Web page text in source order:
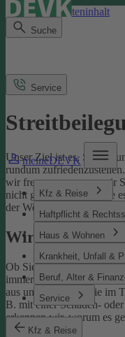
Direkt zum Seiteninhalt
Suche
meineDEVK
Kfz & Reise
Haftpflicht &
Haus & Wohnen
Krankheit, Unfall &
Beruf, Alter &
Service
Kfz & Reise
Service
Unser Ziel ist es, Sie mit
rundum
wir freuen uns, wenn wir
nicht gelingen, sagen Sie
der Welt geschafft werden.
Wir sind für Sie
Ob Sie uns loben oder
immer über unser
aus und benennen Sie im
B. mit einer Schaden-
erkennen wir, worum es
weiterhelfen.